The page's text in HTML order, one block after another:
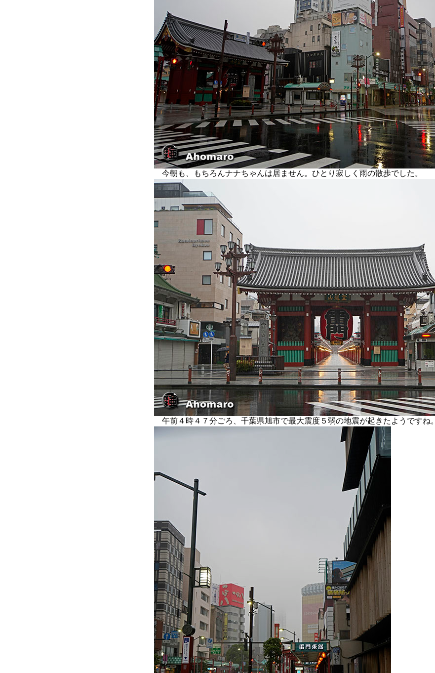
今朝も、もちろんナナちゃんは居ません。ひとり寂しく雨の散歩でした。
午前４時４７分ごろ、千葉県旭市で最大震度５弱の地震が起きたようですね。